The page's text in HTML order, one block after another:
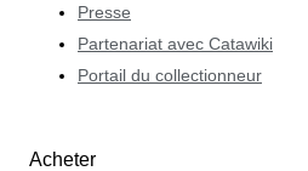
Presse
Partenariat avec Catawiki
Portail du collectionneur
Acheter